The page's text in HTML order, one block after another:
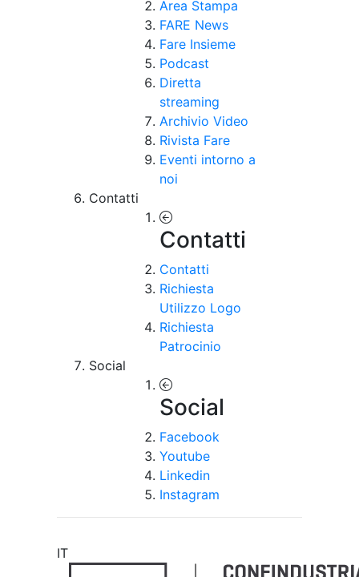
Area Stampa
FARE News
Fare Insieme
Podcast
Diretta
streaming
Archivio Video
Rivista Fare
Eventi intorno a
noi
Contatti
Contatti
Contatti
Richiesta
Utilizzo Logo
Richiesta
Patrocinio
Social
Social
Facebook
Youtube
Linkedin
Instagram
IT